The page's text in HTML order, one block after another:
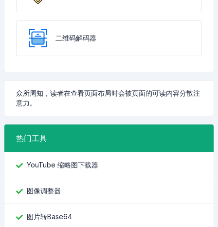
二维码解码器
众所周知，读者在查看页面布局时会被页面的可读内容分散注
意力。
热门工具
YouTube 缩略图下载器
图像调整器
图片转Base64